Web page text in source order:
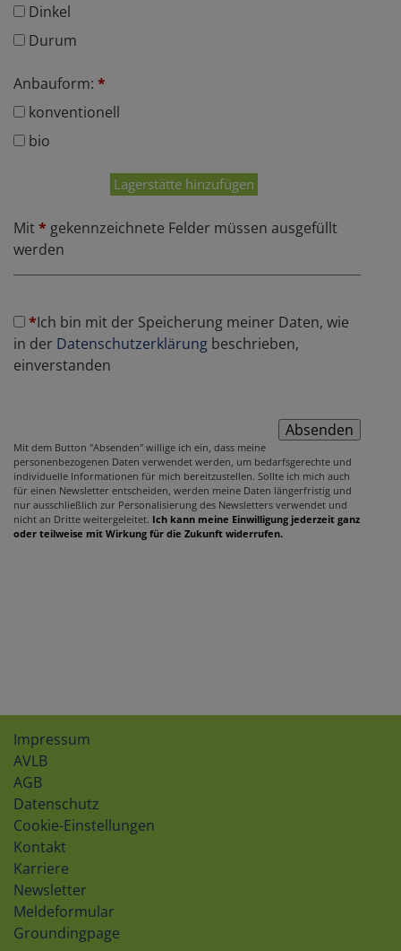
Dinkel
Durum
Anbauform: *
konventionell
bio
Lagerstätte hinzufügen
Mit* gekennzeichnete Felder müssen ausgefüllt
werden
*Ich bin mit der Speicherung meiner Daten, wie
in der Datenschutzerklärung beschrieben,
einverstanden
Mit dem Button "Absenden" willige ich ein, dass meine
personenbezogenen Daten verwendet werden, um bedarfsgerechte und
individuelle Informationen für mich bereitzustellen. Sollte ich mich auch
für einen Newsletter entscheiden, werden meine Daten längerfristig und
nur ausschließlich zur Personalisierung des Newsletters verwendet und
nicht an Dritte weitergeleitet. Ich kann meine Einwilligung jederzeit ganz
oder teilweise mit Wirkung für die Zukunft widerrufen.
Impressum
AVLB
AGB
Datenschutz
Cookie-Einstellungen
Kontakt
Karriere
Newsletter
Meldeformular
Groundingpage